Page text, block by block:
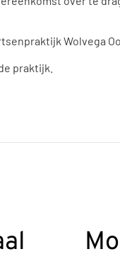
Wolvega
praktijk.